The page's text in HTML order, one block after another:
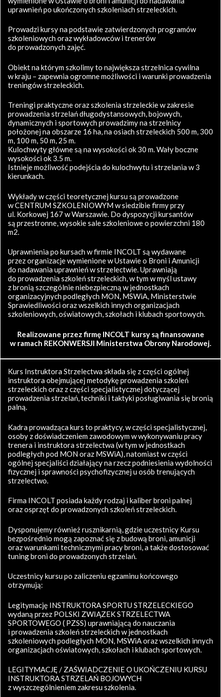
uprawnień po ukończonych szkoleniach strzeleckich.
Prowadzi kursy na podstawie zatwierdzonych programów
szkoleniowych oraz wykładowców i trenerów
do prowadzonych zajęć.
Obiekt na którym szkolimy to największa strzelnica cywilna
w kraju – zapewnia ogromne możliwości i warunki prowadzenia
treningów strzeleckich.
Treningi praktyczne oraz szkolenia strzeleckie w zakresie
prowadzenia strzelań długodystansowych, bojowych,
dynamicznych i sportowych prowadzimy na strzelnicy
położonej na obszarze 16 ha, na osiach strzeleckich 500 m, 300
m, 100 m, 50 m, 25 m.
Kulochwyty główne są na wysokości ok 30 m. Wały boczne
wysokości ok 3.5 m.
Istnieje możliwość podejścia do kulochwytu i strzelania w 3
kierunkach.
Wykłady w części teoretycznej kursu są prowadzone
w CENTRUM SZKOLENIOWYM w siedzibie firmy przy
ul. Korkowej 167 w Warszawie. Do dyspozycji kursantów
są przestronne, wysokie sale szkoleniowe o powierzchni 180
m2.
Uprawnienia po kursach w firmie INCOLT są wydawane
przez organizacje wymienione w Ustawie o Broni i Amunicji
do nadawania uprawnień w strzelectwie. Uprawniają
do prowadzenia szkoleń strzeleckich, w tym w myśl ustawy
z bronią szczególnie niebezpieczną w jednostkach
organizacyjnych podległych MON, MSWiA, Ministerstwie
Sprawiedliwości oraz wszelkich innych organizacjach
szkoleniowych, oświatowych, szkołach i klubach sportowych.
Realizowane przez firmę INCOLT kursy są finansowane
w ramach REKONWERSJI Ministerstwa Obrony Narodowej.
Kurs Instruktora Strzelectwa składa się z części ogólnej
instruktora obejmującej metodykę prowadzenia szkoleń
strzeleckich oraz z części specjalistycznej dotyczącej
prowadzenia strzelań, techniki i taktyki posługiwania się bronią
palną.
Kadra prowadząca kurs to praktycy, w części specjalistycznej,
osoby z doświadczeniem zawodowym w wykonywaniu pracy
trenera i instruktora strzelectwa (w tym w jednostkach
podległych pod MON oraz MSWiA), natomiast w części
ogólnej specjaliści działający na rzecz podniesienia wydolności
fizycznej i sprawności psychofizycznej u osób trenujących
strzelectwo.
Firma INCOLT posiada każdy rodzaj i kaliber broni palnej
oraz osprzęt do prowadzonych szkoleń strzeleckich.
Dysponujemy również rusznikarnią, gdzie uczestnicy Kursu
bezpośrednio mogą zapoznać się z budową broni, amunicji
oraz warunkami technicznymi pracy broni, a także dostosować
tuning broni do prowadzonych strzelań.
Uczestnicy kursu po zaliczeniu egzaminu końcowego
otrzymują:
Legitymację INSTRUKTORA SPORTU STRZELECKIEGO
wydaną przez POLSKI ZWIĄZEK STRZELECTWA
SPORTOWEGO ( PZSS) uprawniającą do nauczania
i prowadzenia szkoleń strzeleckich w jednostkach
szkoleniowych podległych MON, MSWiA oraz wszelkich innych
organizacjach oświatowych, szkołach i klubach sportowych.
LEGITYMACJĘ / ZAŚWIADCZENIE O UKOŃCZENIU KURSU
INSTRUKTORA STRZELAŃ BOJOWYCH
z wyszczególnieniem zakresu szkolenia.